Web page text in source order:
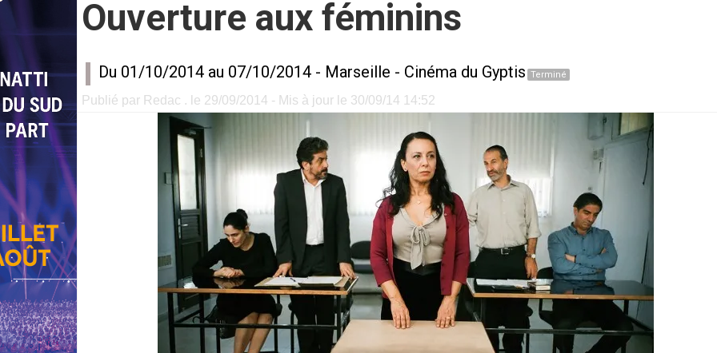
Ouverture aux féminins
Du 01/10/2014 au 07/10/2014 - Marseille - Cinéma du Gyptis Terminé
Publié par Redac . le 29/09/2014 - Mis à jour le 30/09/14 14:52